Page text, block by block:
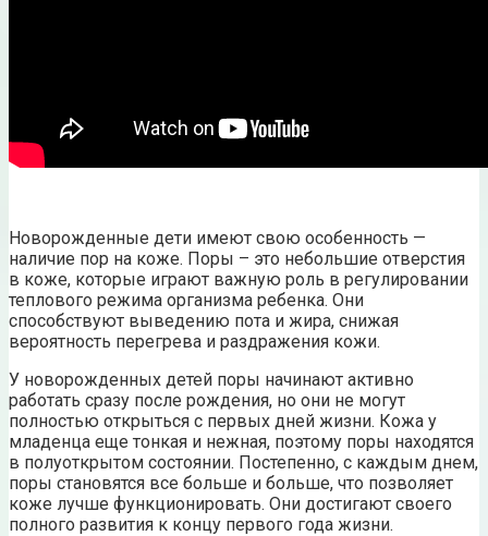
Новорожденные дети имеют свою особенность —
наличие пор на коже. Поры – это небольшие отверстия
в коже, которые играют важную роль в регулировании
теплового режима организма ребенка. Они
способствуют выведению пота и жира, снижая
вероятность перегрева и раздражения кожи.
У новорожденных детей поры начинают активно
работать сразу после рождения, но они не могут
полностью открыться с первых дней жизни. Кожа у
младенца еще тонкая и нежная, поэтому поры находятся
в полуоткрытом состоянии. Постепенно, с каждым днем,
поры становятся все больше и больше, что позволяет
коже лучше функционировать. Они достигают своего
полного развития к концу первого года жизни.